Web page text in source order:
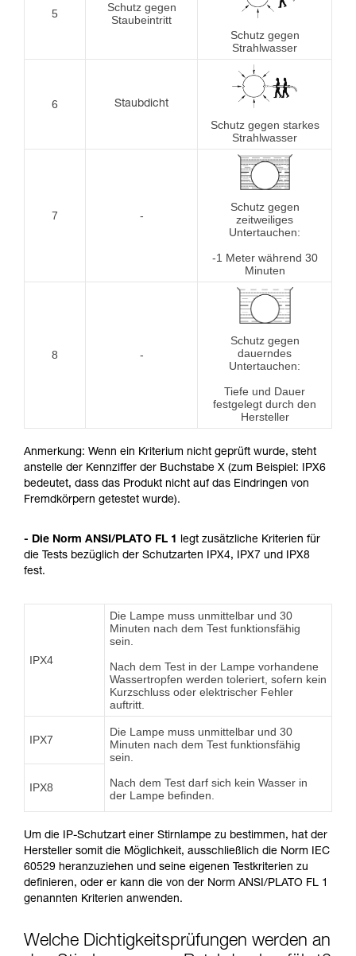
5
Schutz gegen
Staubeintritt
Schutz gegen
Strahlwasser
6 Staubdicht
Schutz gegen starkes
Strahlwasser
7 -
Schutz gegen
zeitweiliges
Untertauchen:
-1 Meter während 30
Minuten
8 -
Schutz gegen
dauerndes
Untertauchen:
Tiefe und Dauer
festgelegt durch den
Hersteller
Anmerkung: Wenn ein Kriterium nicht geprüft wurde, steht
anstelle der Kennziffer der Buchstabe X (zum Beispiel: IPX6
bedeutet, dass das Produkt nicht auf das Eindringen von
Fremdkörpern getestet wurde).
- Die Norm ANSI/PLATO FL 1 legt zusätzliche Kriterien für
die Tests bezüglich der Schutzarten IPX4, IPX7 und IPX8
fest.
IPX4
Die Lampe muss unmittelbar und 30
Minuten nach dem Test funktionsfähig
sein.
Nach dem Test in der Lampe vorhandene
Wassertropfen werden toleriert, sofern kein
Kurzschluss oder elektrischer Fehler
auftritt.
IPX7
Die Lampe muss unmittelbar und 30
Minuten nach dem Test funktionsfähig
sein.
Nach dem Test darf sich kein Wasser in
der Lampe befinden.
IPX8
Um die IP-Schutzart einer Stirnlampe zu bestimmen, hat der
Hersteller somit die Möglichkeit, ausschließlich die Norm IEC
60529 heranzuziehen und seine eigenen Testkriterien zu
definieren, oder er kann die von der Norm ANSI/PLATO FL 1
genannten Kriterien anwenden.
Welche Dichtigkeitsprüfungen werden an